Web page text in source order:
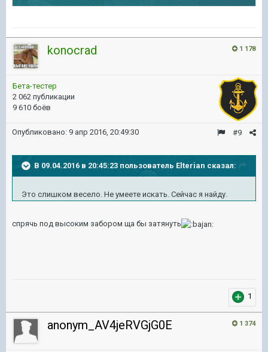
1 178
konocrad
Бета-тестер
2 062 публикации
9 610 боёв
#9
Опубликовано: 9 апр 2016, 20:49:30
В 09.04.2016 в 20:45:23 пользователь Elterian сказал:
Это слишком весело. Не умеете искать. Сейчас я найду.
спрячь под высоким забором ща бы затянуть
1
1 374
anonym_AV4jeRVGjG0E